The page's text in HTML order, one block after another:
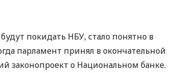
покидать НБУ, стало понятно в
парламент принял в окончательной
законопроект о Национальном банке.